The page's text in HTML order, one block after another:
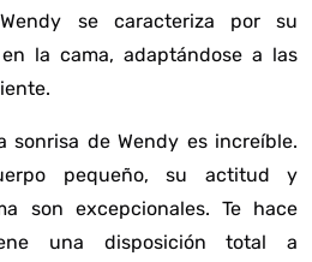
se caracteriza por su
la cama, adaptándose a las
sonrisa de Wendy es increíble.
pequeño, su actitud y
son excepcionales. Te hace
una disposición total a